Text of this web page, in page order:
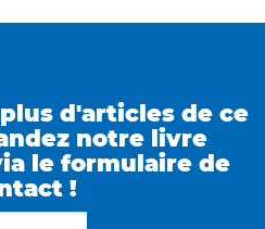
d'articles de ce
notre livre
le formulaire de
!